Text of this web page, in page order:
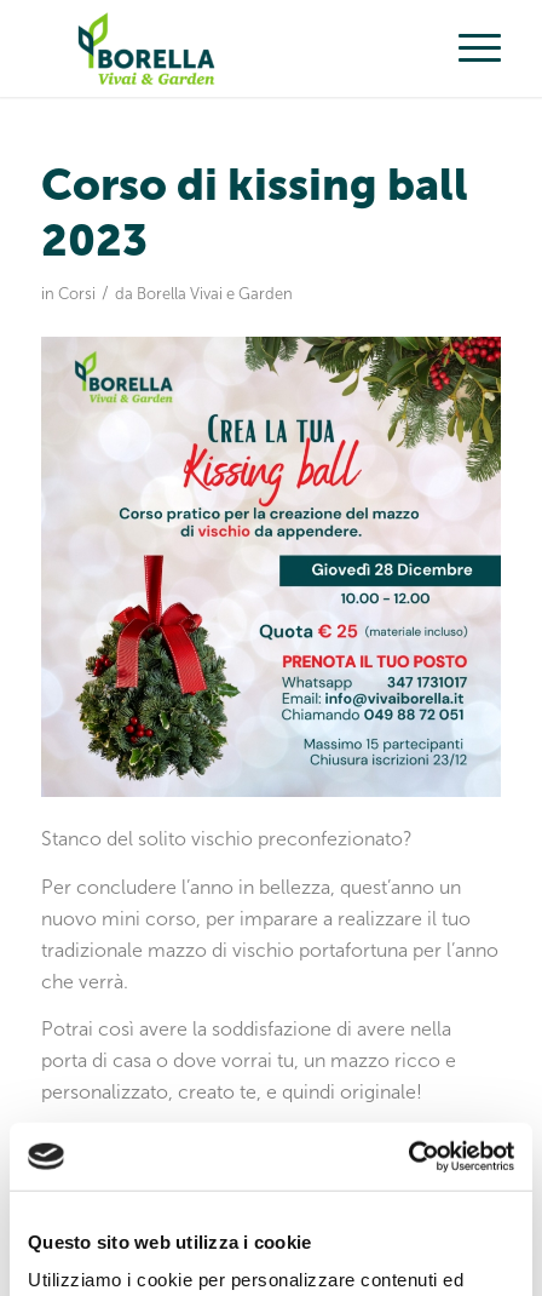
Questo sito web utilizza i cookie
Utilizziamo i cookie per personalizzare contenuti ed
Corso di kissing ball
2023
in Corsi / da Borella Vivai e Garden
Stanco del solito vischio preconfezionato?
Per concludere l’anno in bellezza, quest’anno un
nuovo mini corso, per imparare a realizzare il tuo
tradizionale mazzo di vischio portafortuna per l’anno
che verrà.
Potrai così avere la soddisfazione di avere nella
porta di casa o dove vorrai tu, un mazzo ricco e
personalizzato, creato te, e quindi originale!
Ti aspettiamo prima di capodanno, il 28 dicembre
dalle ore 10.00 alle 12.00.
al numero3471731017 o chiamando il numero
0498872081.